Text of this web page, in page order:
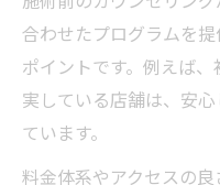
合わせたプログラムを
ポイントです。例えば
実している店舗は、安
ています。
料金体系やアクセスの